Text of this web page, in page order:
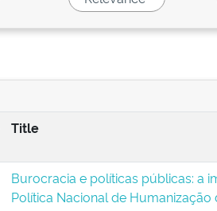
Title
Burocracia e políticas públicas: a
Política Nacional de Humanização